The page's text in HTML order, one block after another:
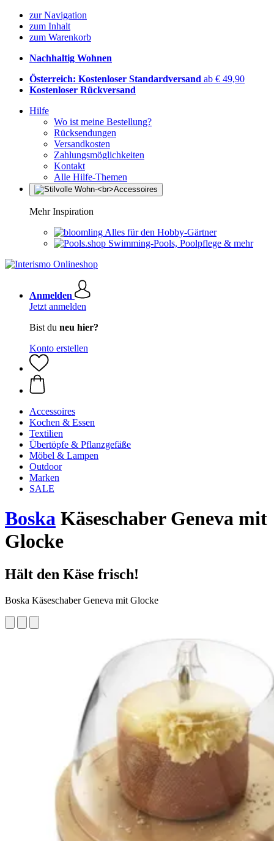
zur Navigation
zum Inhalt
zum Warenkorb
Nachhaltig Wohnen
Österreich: Kostenloser Standardversand ab € 49,90
Kostenloser Rückversand
Hilfe
Wo ist meine Bestellung?
Rücksendungen
Versandkosten
Zahlungsmöglichkeiten
Kontakt
Alle Hilfe-Themen
Mehr Inspiration
Alles für den Hobby-Gärtner
Swimming-Pools, Poolpflege & mehr
Anmelden
Jetzt anmelden
Bist du neu hier?
Konto erstellen
Accessoires
Kochen & Essen
Textilien
Übertöpfe & Pflanzgefäße
Möbel & Lampen
Outdoor
Marken
SALE
Boska Käseschaber Geneva mit
Glocke
Hält den Käse frisch!
Boska Käseschaber Geneva mit Glocke